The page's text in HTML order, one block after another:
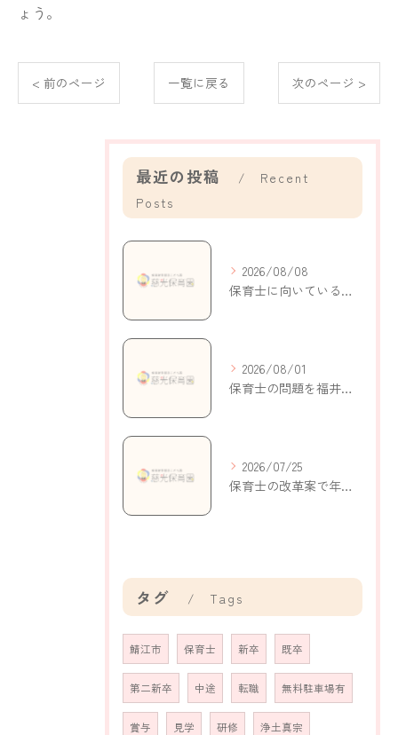
ょう。
< 前のページ 一覧に戻る 次のページ >
最近の投稿
Recent
Posts
2026/08/08
保育士に向いている人の特徴と自己分析で適性がわかるポイント解説
2026/08/01
保育士の問題を福井県鯖江市持明寺町で考える現状と解決策
2026/07/25
保育士の改革案で年収アップと働きやすさを実現する新制度の活用ポイント
タグ Tags
鯖江市 保育士 新卒 既卒
第二新卒 中途 転職 無料駐車場有
賞与 見学 研修 浄土真宗